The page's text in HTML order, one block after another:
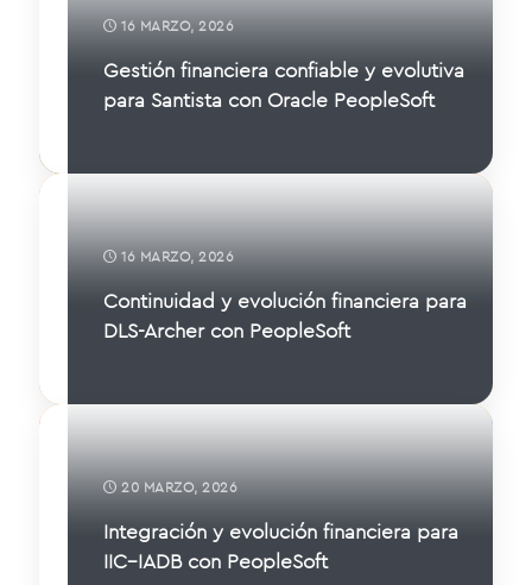
16 MARZO, 2026
Gestión financiera confiable y evolutiva
para Santista con Oracle PeopleSoft
16 MARZO, 2026
Continuidad y evolución financiera para
DLS-Archer con PeopleSoft
20 MARZO, 2026
Integración y evolución financiera para
IIC–IADB con PeopleSoft